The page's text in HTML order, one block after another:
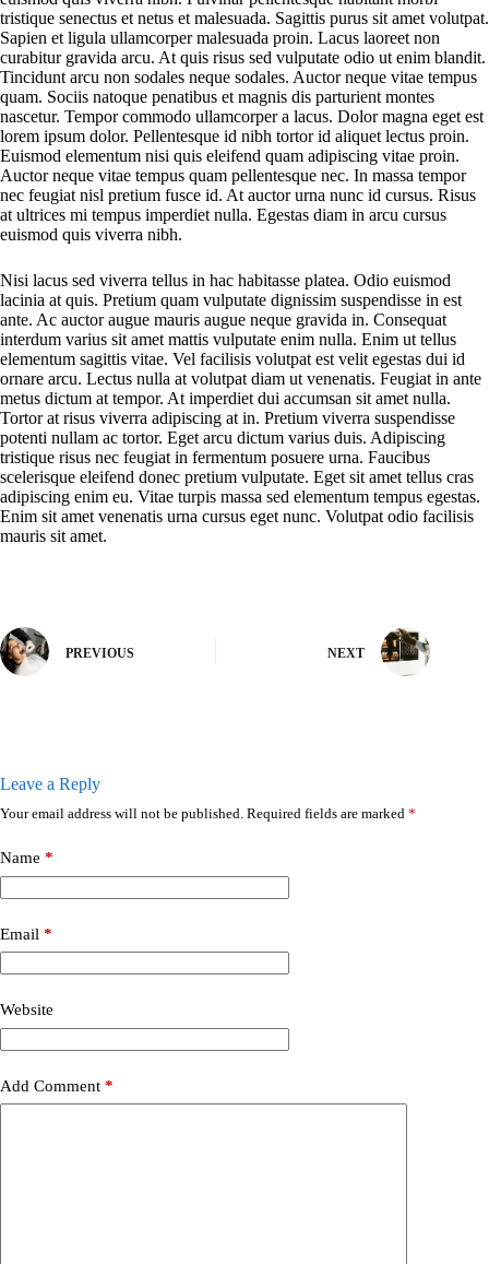
tristique senectus et netus et malesuada. Sagittis purus sit amet volutpat.
Sapien et ligula ullamcorper malesuada proin. Lacus laoreet non
curabitur gravida arcu. At quis risus sed vulputate odio ut enim blandit.
Tincidunt arcu non sodales neque sodales. Auctor neque vitae tempus
quam. Sociis natoque penatibus et magnis dis parturient montes
nascetur. Tempor commodo ullamcorper a lacus. Dolor magna eget est
lorem ipsum dolor. Pellentesque id nibh tortor id aliquet lectus proin.
Euismod elementum nisi quis eleifend quam adipiscing vitae proin.
Auctor neque vitae tempus quam pellentesque nec. In massa tempor
nec feugiat nisl pretium fusce id. At auctor urna nunc id cursus. Risus
at ultrices mi tempus imperdiet nulla. Egestas diam in arcu cursus
euismod quis viverra nibh.
Nisi lacus sed viverra tellus in hac habitasse platea. Odio euismod
lacinia at quis. Pretium quam vulputate dignissim suspendisse in est
ante. Ac auctor augue mauris augue neque gravida in. Consequat
interdum varius sit amet mattis vulputate enim nulla. Enim ut tellus
elementum sagittis vitae. Vel facilisis volutpat est velit egestas dui id
ornare arcu. Lectus nulla at volutpat diam ut venenatis. Feugiat in ante
metus dictum at tempor. At imperdiet dui accumsan sit amet nulla.
Tortor at risus viverra adipiscing at in. Pretium viverra suspendisse
potenti nullam ac tortor. Eget arcu dictum varius duis. Adipiscing
tristique risus nec feugiat in fermentum posuere urna. Faucibus
scelerisque eleifend donec pretium vulputate. Eget sit amet tellus cras
adipiscing enim eu. Vitae turpis massa sed elementum tempus egestas.
Enim sit amet venenatis urna cursus eget nunc. Volutpat odio facilisis
mauris sit amet.
PREVIOUS NEXT
Leave a Reply
Your email address will not be published. Required fields are marked *
Name *
Email *
Website
Add Comment *